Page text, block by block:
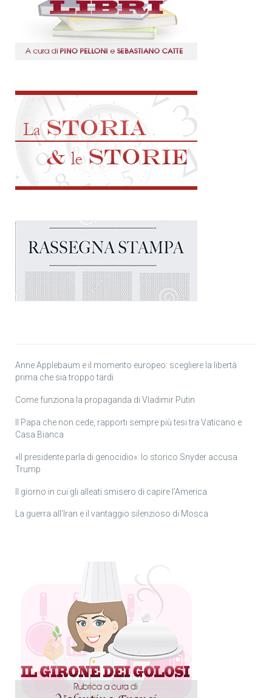
Anne Applebaum e il momento europeo: scegliere la libertà
prima che sia troppo tardi
Come funziona la propaganda di Vladimir Putin
Il Papa che non cede, rapporti sempre più tesi tra Vaticano e
Casa Bianca
«Il presidente parla di genocidio»: lo storico Snyder accusa
Trump
Il giorno in cui gli alleati smisero di capire l’America
La guerra all’Iran e il vantaggio silenzioso di Mosca